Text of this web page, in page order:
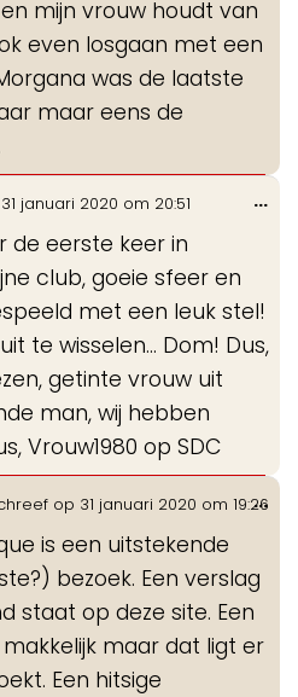
mijn vrouw houdt van
even losgaan met een
was de laatste
maar eens de
31 januari 2020 om 20:51
de eerste keer in
club, goeie sfeer en
met een leuk stel!
te wisselen... Dom! Dus,
getinte vrouw uit
man, wij hebben
Vrouw1980 op SDC
...
op 31 januari 2020 om 19:26
is een uitstekende
bezoek. Een verslag
staat op deze site. Een
maar dat ligt er
Een hitsige
...